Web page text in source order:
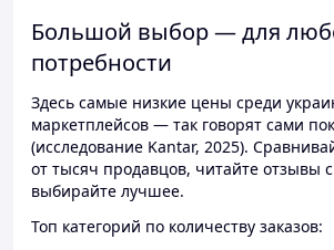
Большой выбор — для
потребности
Здесь самые низкие цены среди
маркетплейсов — так говорят сами
(исследование Kantar, 2025).
от тысяч продавцов, читайте отзывы
выбирайте лучшее.
Топ категорий по количеству заказов: